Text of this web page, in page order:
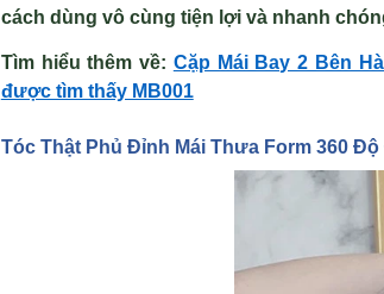
cách dùng vô cùng tiện lợi và nhanh
Tìm hiểu thêm về: Cặp Mái Bay 2 Bên
được tìm thấy MB001
Tóc Thật Phủ Đỉnh Mái Thưa Form 360 Độ